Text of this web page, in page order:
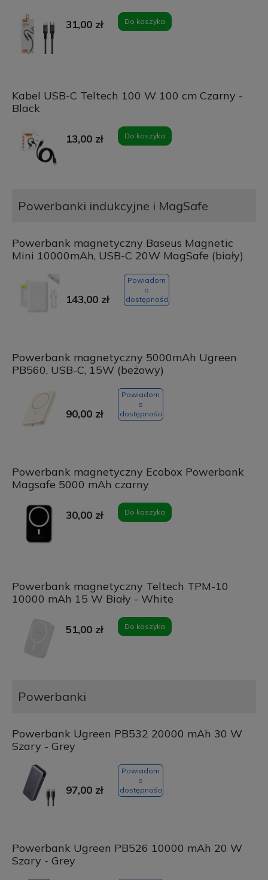
31,00 zł Do koszyka
Kabel USB-C Teltech 100 W 100 cm Czarny -
Black
13,00 zł Do koszyka
Powerbanki indukcyjne i MagSafe
Powerbank magnetyczny Baseus Magnetic
Mini 10000mAh, USB-C 20W MagSafe (biały)
143,00 zł
Powiadom
o
dostępności
Powerbank magnetyczny 5000mAh Ugreen
PB560, USB-C, 15W (beżowy)
90,00 zł
Powiadom
o
dostępności
Powerbank magnetyczny Ecobox Powerbank
Magsafe 5000 mAh czarny
30,00 zł Do koszyka
Powerbank magnetyczny Teltech TPM-10
10000 mAh 15 W Biały - White
51,00 zł Do koszyka
Powerbanki
Powerbank Ugreen PB532 20000 mAh 30 W
Szary - Grey
97,00 zł
Powiadom
o
dostępności
Powerbank Ugreen PB526 10000 mAh 20 W
Szary - Grey